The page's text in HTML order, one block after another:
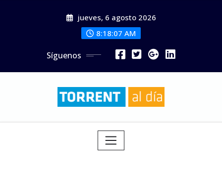
jueves, 6 agosto 2026
8:18:09 AM
Síguenos